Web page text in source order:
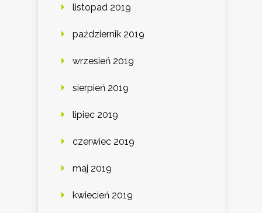
listopad 2019
październik 2019
wrzesień 2019
sierpień 2019
lipiec 2019
czerwiec 2019
maj 2019
kwiecień 2019